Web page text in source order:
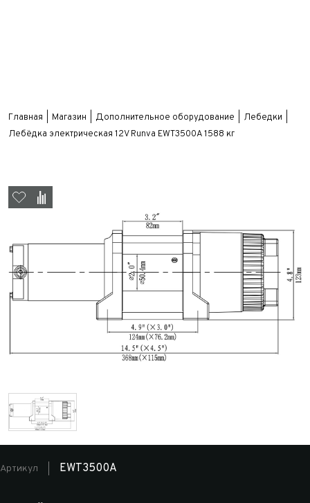
Главная Магазин Дополнительное оборудование
Лебедки
Лебёдка электрическая 12V Runva EWT3500A 1588 кг
Артикул EWT3500A